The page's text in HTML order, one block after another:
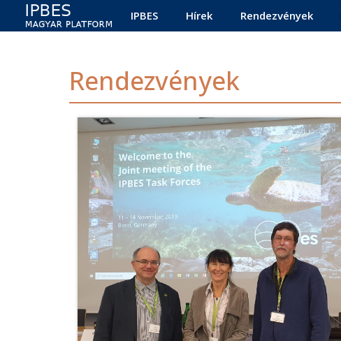
Ugrás a tartalomra Main navigation
IPBES Hírek Rendezvények
Rendezvények